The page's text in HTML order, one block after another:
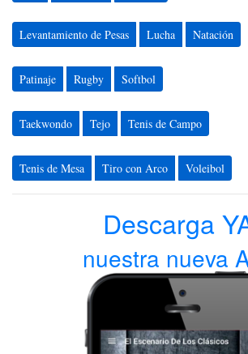
Levantamiento de Pesas Lucha Natación
Patinaje Rugby Softbol
Taekwondo Tejo Tenis de Campo
Tenis de Mesa Tiro con Arco Voleibol
Descarga
nuestra nueva